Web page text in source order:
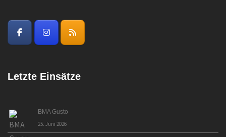
Letzte Einsätze
BMA Gusto
25. Juni 2026